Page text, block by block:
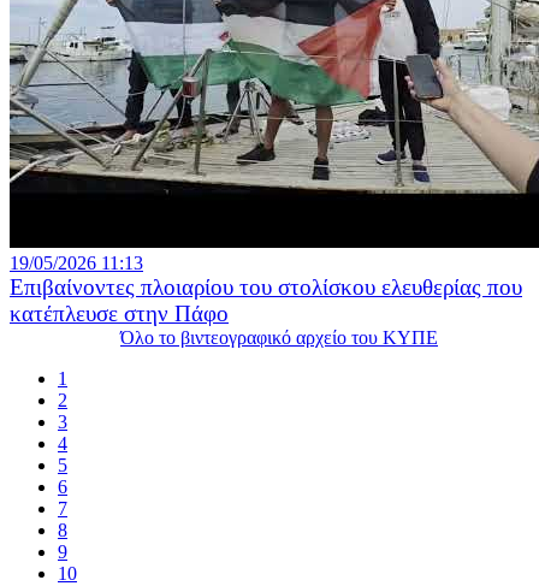
19/05/2026 11:13
Επιβαίνοντες πλοιαρίου του στολίσκου ελευθερίας που
κατέπλευσε στην Πάφο
Όλο το βιντεογραφικό αρχείο του ΚΥΠΕ
1
2
3
4
5
6
7
8
9
10